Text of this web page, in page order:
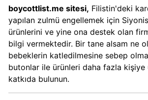
Kim?
Nesquik
boykot
mu?
Nesquik
boycottlist.me sitesi, Filistin'deki
yapılan zulmü engellemek için
ürünlerini ve yine ona destek olan
bilgi vermektedir. Bir tane alsam ne
bebeklerin katledilmesine sebep
butonlar ile ürünleri daha fazla kişiye
katkıda bulunun.